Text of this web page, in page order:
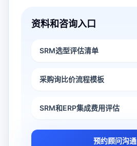
资料和咨询入口
SRM选型评估清单
采购询比价流程模板
SRM和ERP集成费用评估
预约顾问沟通